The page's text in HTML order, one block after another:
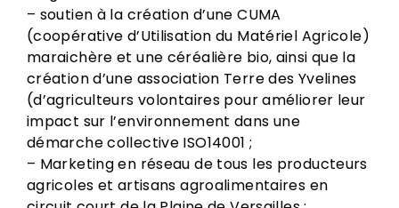
– soutien à la création d’une CUMA
(coopérative d’Utilisation du Matériel Agricole)
maraichère et une céréalière bio, ainsi que la
création d’une association Terre des Yvelines
(d’agriculteurs volontaires pour améliorer leur
impact sur l’environnement dans une
démarche collective ISO14001 ;
– Marketing en réseau de tous les producteurs
agricoles et artisans agroalimentaires en